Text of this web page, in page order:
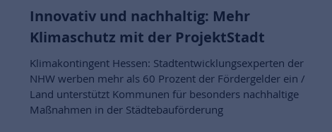
Innovativ und nachhaltig: Mehr
Klimaschutz mit der ProjektStadt
Klimakontingent Hessen: Stadtentwicklungsexperten der
NHW werben mehr als 60 Prozent der Fördergelder ein /
Land unterstützt Kommunen für besonders nachhaltige
Maßnahmen in der Städtebauförderung